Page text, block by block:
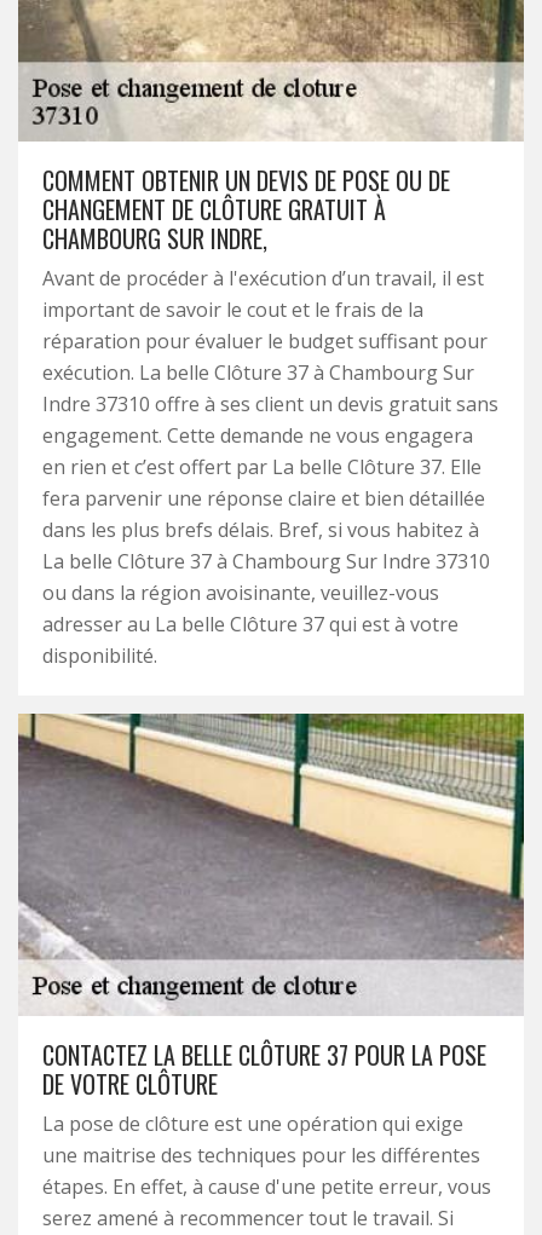
COMMENT OBTENIR UN DEVIS DE POSE OU DE
CHANGEMENT DE CLÔTURE GRATUIT À
CHAMBOURG SUR INDRE,
Avant de procéder à l'exécution d’un travail, il est
important de savoir le cout et le frais de la
réparation pour évaluer le budget suffisant pour
exécution. La belle Clôture 37 à Chambourg Sur
Indre 37310 offre à ses client un devis gratuit sans
engagement. Cette demande ne vous engagera
en rien et c’est offert par La belle Clôture 37. Elle
fera parvenir une réponse claire et bien détaillée
dans les plus brefs délais. Bref, si vous habitez à
La belle Clôture 37 à Chambourg Sur Indre 37310
ou dans la région avoisinante, veuillez-vous
adresser au La belle Clôture 37 qui est à votre
disponibilité.
CONTACTEZ LA BELLE CLÔTURE 37 POUR LA POSE
DE VOTRE CLÔTURE
La pose de clôture est une opération qui exige
une maitrise des techniques pour les différentes
étapes. En effet, à cause d'une petite erreur, vous
serez amené à recommencer tout le travail. Si